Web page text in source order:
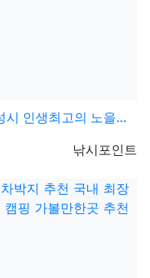
의 노을맞집 매향리선착장…
등록자
낚시포인트